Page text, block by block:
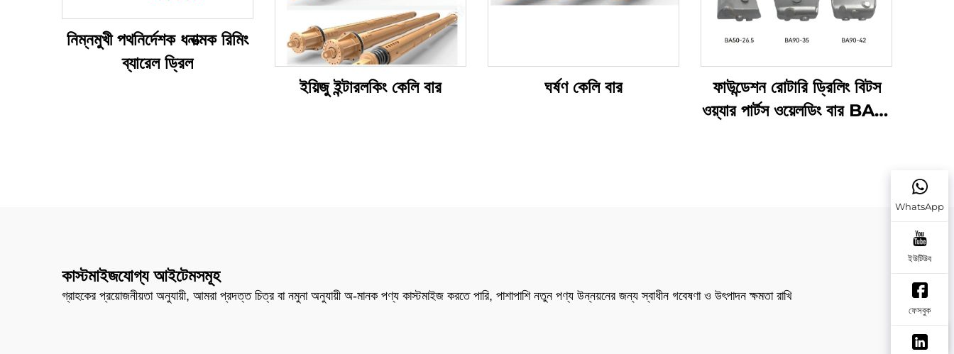
নিম্নমুখী পথনির্দেশক ধনাত্মক রিমিং
ব্যারেল ড্রিল
ইয়িজু ইন্টারলকিং কেলি বার
ঘর্ষণ কেলি বার
ফাউন্ডেশন রোটারি ড্রিলিং বিটস
ওয়্যার পার্টস ওয়েলডিং বার BA10
কাস্টমাইজযোগ্য আইটেমসমূহ
গ্রাহকের প্রয়োজনীয়তা অনুযায়ী, আমরা প্রদত্ত চিত্র বা নমুনা অনুযায়ী অ-মানক পণ্য কাস্টমাইজ করতে পারি, পাশাপাশি নতুন পণ্য উন্নয়নের জন্য স্বাধীন গবেষণা ও উৎপাদন ক্ষমতা রাখি
WhatsApp
ইউটিউব
ফেসবুক